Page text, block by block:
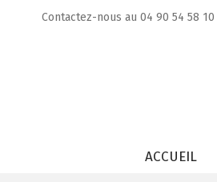
Contactez-nous au 04 90 54 58 10
ACCUEIL